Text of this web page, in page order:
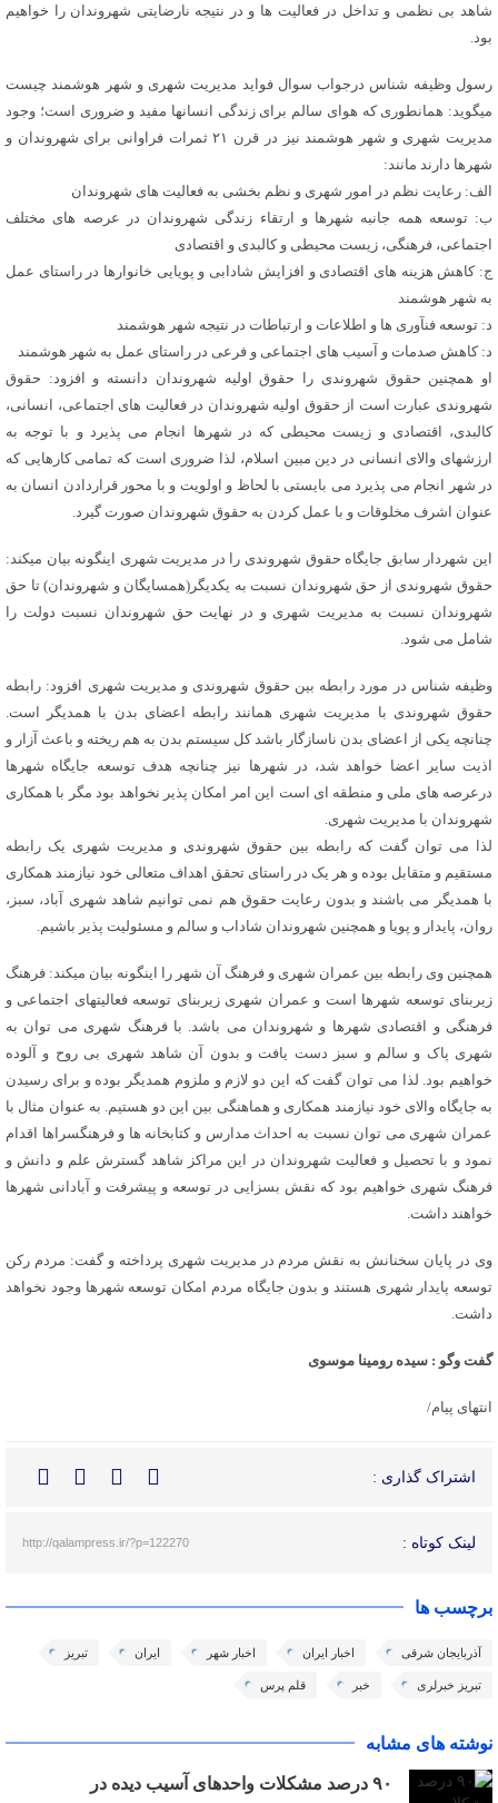
شاهد بی نظمی و تداخل در فعالیت ها و در نتیجه نارضایتی شهروندان را خواهیم
بود.
رسول وظیفه شناس درجواب سوال فواید مدیریت شهری و شهر هوشمند چیست
میگوید: همانطوری که هوای سالم برای زندگی انسانها مفید و ضروری است؛ وجود
مدیریت شهری و شهر هوشمند نیز در قرن ۲۱ ثمرات فراوانی برای شهروندان و
شهرها دارند مانند:
الف: رعایت نظم در امور شهری و نظم بخشی به فعالیت های شهروندان
ب: توسعه همه جانبه شهرها و ارتقاء زندگی شهروندان در عرصه های مختلف
اجتماعی، فرهنگی، زیست محیطی و کالبدی و اقتصادی
ج: کاهش هزینه های اقتصادی و افزایش شادابی و پویایی خانوارها در راستای عمل
به شهر هوشمند
د: توسعه فنآوری ها و اطلاعات و ارتباطات در نتیجه شهر هوشمند
د: کاهش صدمات و آسیب های اجتماعی و فرعی در راستای عمل به شهر هوشمند
او همچنین حقوق شهروندی را حقوق اولیه شهروندان دانسته و افزود: حقوق
شهروندی عبارت است از حقوق اولیه شهروندان در فعالیت های اجتماعی، انسانی،
کالبدی، اقتصادی و زیست محیطی که در شهرها انجام می پذیرد و با توجه به
ارزشهای والای انسانی در دین مبین اسلام، لذا ضروری است که تمامی کارهایی که
در شهر انجام می پذیرد می بایستی با لحاظ و اولویت و با محور قراردادن انسان به
عنوان اشرف مخلوقات و با عمل کردن به حقوق شهروندان صورت گیرد.
این شهردار سابق جایگاه حقوق شهروندی را در مدیریت شهری اینگونه بیان میکند:
حقوق شهروندی از حق شهروندان نسبت به یکدیگر(همسایگان و شهروندان) تا حق
شهروندان نسبت به مدیریت شهری و در نهایت حق شهروندان نسبت دولت را
شامل می شود.
وظیفه شناس در مورد رابطه بین حقوق شهروندی و مدیریت شهری افزود: رابطه
حقوق شهروندی با مدیریت شهری همانند رابطه اعضای بدن با همدیگر است.
چنانچه یکی از اعضای بدن ناسازگار باشد کل سیستم بدن به هم ریخته و باعث آزار و
اذیت سایر اعضا خواهد شد، در شهرها نیز چنانچه هدف توسعه جایگاه شهرها
درعرصه های ملی و منطقه ای است این امر امکان پذیر نخواهد بود مگر با همکاری
شهروندان با مدیریت شهری.
لذا می توان گفت که رابطه بین حقوق شهروندی و مدیریت شهری یک رابطه
مستقیم و متقابل بوده و هر یک در راستای تحقق اهداف متعالی خود نیازمند همکاری
با همدیگر می باشند و بدون رعایت حقوق هم نمی توانیم شاهد شهری آباد، سبز،
روان، پایدار و پویا و همچنین شهروندان شاداب و سالم و مسئولیت پذیر باشیم.
همچنین وی رابطه بین عمران شهری و فرهنگ آن شهر را اینگونه بیان میکند: فرهنگ
زیربنای توسعه شهرها است و عمران شهری زیربنای توسعه فعالیتهای اجتماعی و
فرهنگی و اقتصادی شهرها و شهروندان می باشد. با فرهنگ شهری می توان به
شهری پاک و سالم و سبز دست یافت و بدون آن شاهد شهری بی روح و آلوده
خواهیم بود. لذا می توان گفت که این دو لازم و ملزوم همدیگر بوده و برای رسیدن
به جایگاه والای خود نیازمند همکاری و هماهنگی بین این دو هستیم. به عنوان مثال با
عمران شهری می توان نسبت به احداث مدارس و کتابخانه ها و فرهنگسراها اقدام
نمود و با تحصیل و فعالیت شهروندان در این مراکز شاهد گسترش علم و دانش و
فرهنگ شهری خواهیم بود که نقش بسزایی در توسعه و پیشرفت و آبادانی شهرها
خواهند داشت.
وی در پایان سخنانش به نقش مردم در مدیریت شهری پرداخته و گفت: مردم رکن
توسعه پایدار شهری هستند و بدون جایگاه مردم امکان توسعه شهرها وجود نخواهد
داشت.
گفت وگو : سیده رومینا موسوی
انتهای پیام/
اشتراک گذاری :
لینک کوتاه : http://qalampress.ir/?p=122270
برچسب ها
آذربایجان شرقی اخبار ایران اخبار شهر ایران تبریز
تبریز خبرلری خبر قلم پرس
نوشته های مشابه
٩٠ درصد مشکلات واحدهای آسیب دیده در